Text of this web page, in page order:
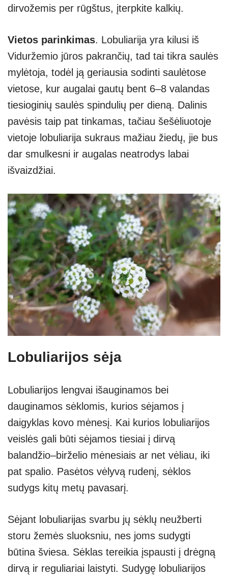
dirvožemis per rūgštus, įterpkite kalkių.
Vietos parinkimas. Lobuliarija yra kilusi iš
Viduržemio jūros pakrančių, tad tai tikra saulės
mylėtoja, todėl ją geriausia sodinti saulėtose
vietose, kur augalai gautų bent 6–8 valandas
tiesioginių saulės spindulių per dieną. Dalinis
pavėsis taip pat tinkamas, tačiau šešėliuotoje
vietoje lobuliarija sukraus mažiau žiedų, jie bus
dar smulkesni ir augalas neatrodys labai
išvaizdžiai.
Lobuliarijos sėja
Lobuliarijos lengvai išauginamos bei
dauginamos sėklomis, kurios sėjamos į
daigyklas kovo mėnesį. Kai kurios lobuliarijos
veislės gali būti sėjamos tiesiai į dirvą
balandžio–birželio mėnesiais ar net vėliau, iki
pat spalio. Pasėtos vėlyvą rudenį, sėklos
sudygs kitų metų pavasarį.
Sėjant lobuliarijas svarbu jų sėklų neužberti
storu žemės sluoksniu, nes joms sudygti
būtina šviesa. Sėklas tereikia įspausti į drėgną
dirvą ir reguliariai laistyti. Sudygę lobuliarijos